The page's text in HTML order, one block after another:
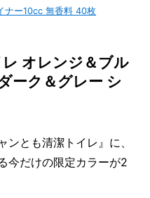
ナー10cc 無香料 40枚
オレンジ＆ブル
ーク＆グレー シ
とも清潔トイレ』に、
今だけの限定カラーが2